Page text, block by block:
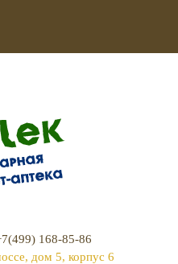
168-85-86
дом 5, корпус 6